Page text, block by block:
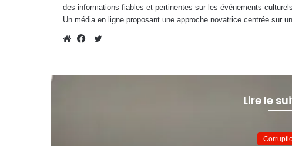
des informations fiables et pertinentes sur les événements
Un média en ligne proposant une approche novatrice centrée sur
Lire le